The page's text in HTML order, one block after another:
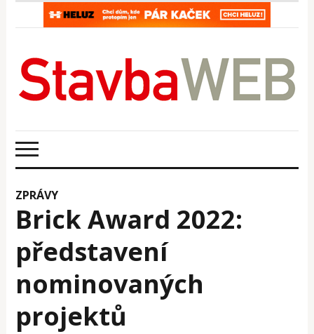
ZPRÁVY
Brick Award 2022:
představení
nominovaných
projektů